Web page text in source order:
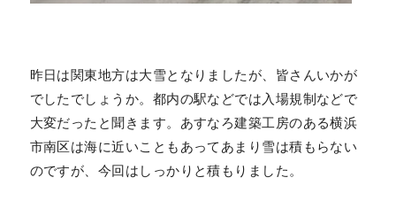
昨日は関東地方は大雪となりましたが、皆さんいかが
でしたでしょうか。都内の駅などでは入場規制などで
大変だったと聞きます。あすなろ建築工房のある横浜
市南区は海に近いこともあってあまり雪は積もらない
のですが、今回はしっかりと積もりました。